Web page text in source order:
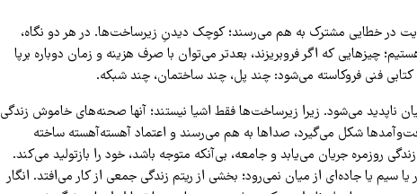
در خطایی مشترک به هم می‌رسند؛ کوچک دیدنِ زیرساخت‌ها. در هر دو نگاه،
چیزهایی که اگر فروبریزند، بعدتر می‌توان با صرف هزینه و زمان دوباره برپا
فنی فروکاسته می‌شود: چند پل، چند ساختمان، چند شبکه.
ناپدید می‌شود. زیرا زیرساخت‌ها فقط اشیا نیستند؛ آنها صحنه‌های خاموش زندگی
شکل می‌گیرد، صداها به هم می‌رسند و اعتماد آهسته‌آهسته ساخته
روزمره جریان می‌یابد و جامعه، بی‌آنکه متوجه باشد، خود را بازتولید می‌کند.
سیم یا جاده‌ای از میان نمی‌رود؛ بخشی از ریتم زندگی جمعی از کار می‌افتد. انگار